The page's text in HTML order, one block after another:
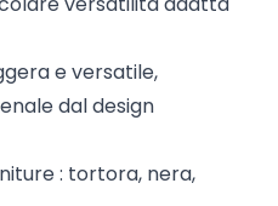
e versatile,
dal design
: tortora, nera,